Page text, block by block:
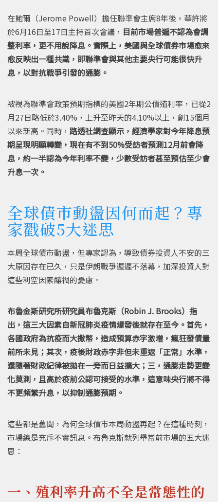
在鮑爾（Jerome Powell）擔任聯準會主席8年後，華許將
於6月16日至17日主持首次會議， 目前市場普遍不認為會調
整利率，更不用說降息。實際上，美國與全球債券市場愈來
愈反映出一種共識，即聯準會與其他主要央行可能很快升
息，以對抗戰爭引發的通膨。
被視為聯準會政策預期指標的美國2年期公債殖利率，已從2
月27日略低於3.40%，上升至昨天的4.10%以上，創15個月
以來新高。同時， 路透社調查顯示，經濟學家對今年降息預
期呈現明顯轉變，現在有不到50%受訪者預測12月前會降
息，約一半認為今年利率不變，少數受訪者甚至預估至少會
升息一次。
全球債市動盪因何而起？專
家戳破5大迷思
本周全球債市動盪，但專家認為，導致債券投資人不安的三
大原因存在已久，只是伊朗戰爭遲遲不落幕，加深投資人對
這些利空因素釀禍的憂慮。
布魯金斯研究所研究員布魯克斯（Robin J. Brooks）指
出，這三大因素自新冠肺炎疫情爆發後就存在至今。首先，
各國政府為抗疫而大撒幣，造成預算赤字激增，瘋狂發債量
前所未見；其次，疫後財政赤字非但未重返「正常」水準，
還隨著財政紀律被拋在一旁而日益擴大；三，通膨走勢更變
化莫測，且高於疫前公認可接受的水準，這意味央行將不得
不更頻繁升息，以抑制通膨預期。
這些都是舊聞，為何全球債市本周動盪再起？在這種時刻，
市場總是充斥不實訊息。布魯克斯就列舉當前市場的五大迷
思：
一、殖利率升高不全是常態性的